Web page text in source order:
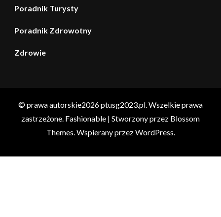
Poradnik Turysty
Poradnik Zdrowotny
Zdrowie
© prawa autorskie2026ptusg2023.pl. Wszelkie prawa
zastrzeżone. Fashionable | Stworzony przez Blossom
Themes. Wspierany przezWordPress.